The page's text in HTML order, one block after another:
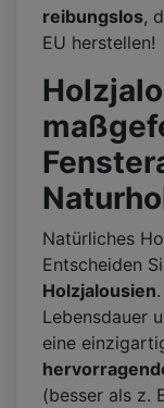
reibungslos,
EU herstellen!
Natürliches
Entscheiden
Holzjalousien
Lebensdauer
eine
(besser als z.